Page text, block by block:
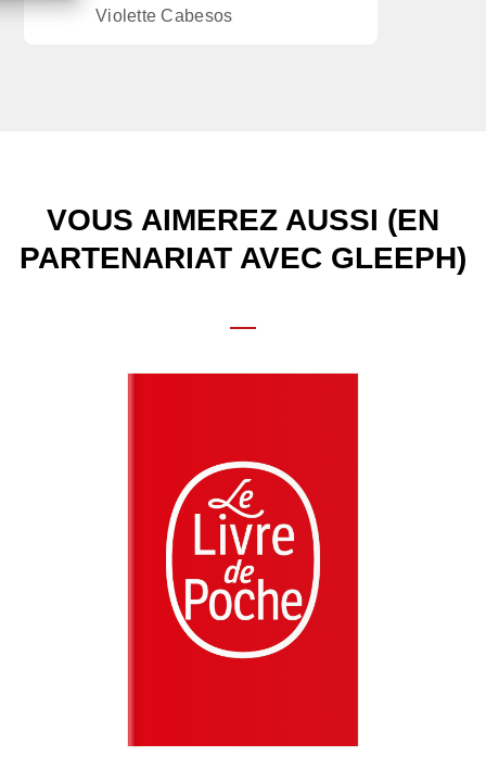
Violette Cabesos
VOUS AIMEREZ AUSSI (EN
PARTENARIAT AVEC GLEEPH)